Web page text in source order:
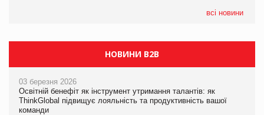
всі новини
НОВИНИ B2B
03 березня 2026
Освітній бенефіт як інструмент утримання талантів: як
ThinkGlobal підвищує лояльність та продуктивність вашої
команди